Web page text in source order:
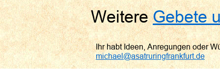
WeitereGebete
Ihr habt Ideen, Anregungen oder
michael@asatruringfrankfurt.de